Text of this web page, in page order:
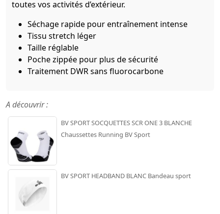
toutes vos activités d’extérieur.
Séchage rapide pour entraînement intense
Tissu stretch léger
Taille réglable
Poche zippée pour plus de sécurité
Traitement DWR sans fluorocarbone
A découvrir :
BV SPORT SOCQUETTES SCR ONE 3 BLANCHE
Chaussettes Running BV Sport
BV SPORT HEADBAND BLANC Bandeau sport